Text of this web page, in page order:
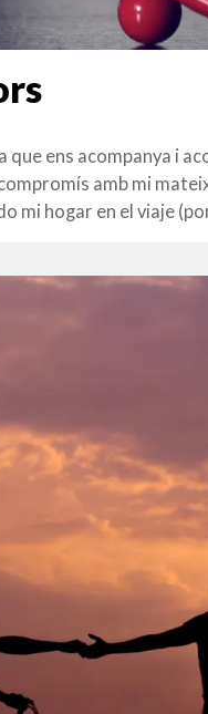
ens acompanya i
amb mi
mi hogar en el viaje